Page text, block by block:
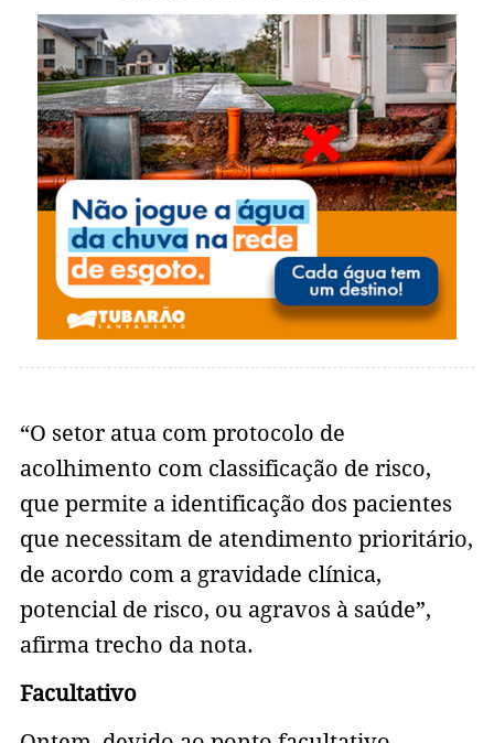
“O setor atua com protocolo de
acolhimento com classificação de risco,
que permite a identificação dos pacientes
que necessitam de atendimento prioritário,
de acordo com a gravidade clínica,
potencial de risco, ou agravos à saúde”,
afirma trecho da nota.
Facultativo